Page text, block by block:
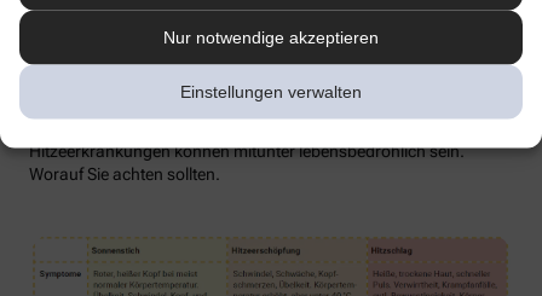
Nur notwendige akzeptieren
Einstellungen verwalten
Sonnenstich, Hitzeerschöpfung und
Hitzschlag: Was ist das eigentlich?
Der lange Strandtag in der Sonne, der anstrengende Sport bei 30
Hitzeerkrankungen können mitunter lebensbedrohlich sein.
Worauf Sie achten sollten.